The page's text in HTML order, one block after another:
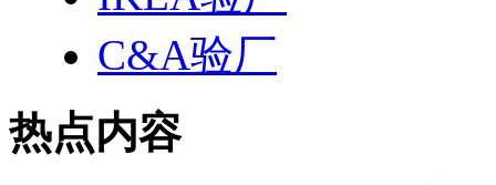
C&A验厂
热点内容